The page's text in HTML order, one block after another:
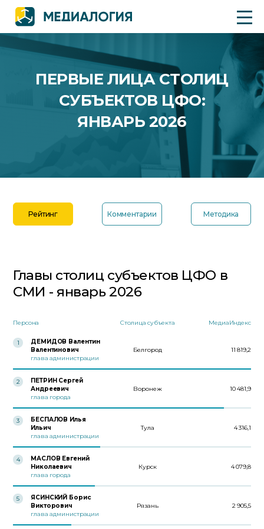
ПЕРВЫЕ ЛИЦА СТОЛИЦ
СУБЪЕКТОВ ЦФО:
ЯНВАРЬ 2026
Рейтинг Комментарии Методика
Главы столиц субъектов ЦФО в
СМИ - январь 2026
Персона Столица субъекта МедиаИндекс
1
ДЕМИДОВ Валентин
Валентинович
глава администрации
Белгород 11 819,2
2
ПЕТРИН Сергей
Андреевич
глава города
Воронеж 10 481,9
3
БЕСПАЛОВ Илья
Ильич
глава администрации
Тула 4 316,1
4
МАСЛОВ Евгений
Николаевич
глава города
Курск 4 079,8
5
ЯСИНСКИЙ Борис
Викторович
глава администрации
Рязань 2 905,5